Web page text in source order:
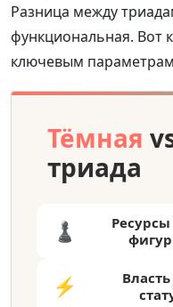
Разница между
функциональная. Вот
ключевым
Тёмная
триада
♟️
⚡